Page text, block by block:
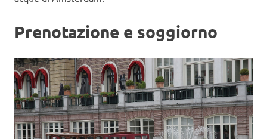
Prenotazione e soggiorno